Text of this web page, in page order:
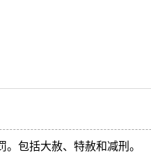
。包括大赦、特赦和减刑。